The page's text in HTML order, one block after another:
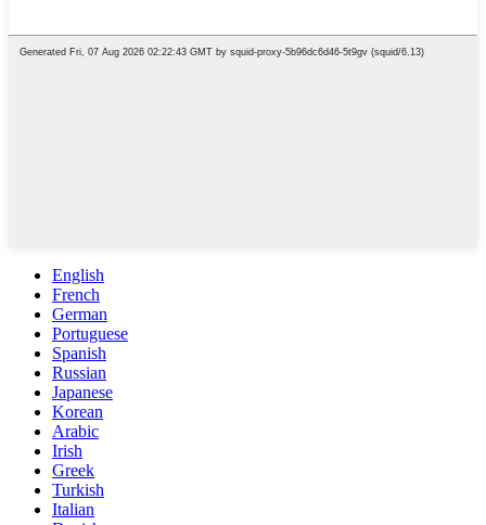
English
French
German
Portuguese
Spanish
Russian
Japanese
Korean
Arabic
Irish
Greek
Turkish
Italian